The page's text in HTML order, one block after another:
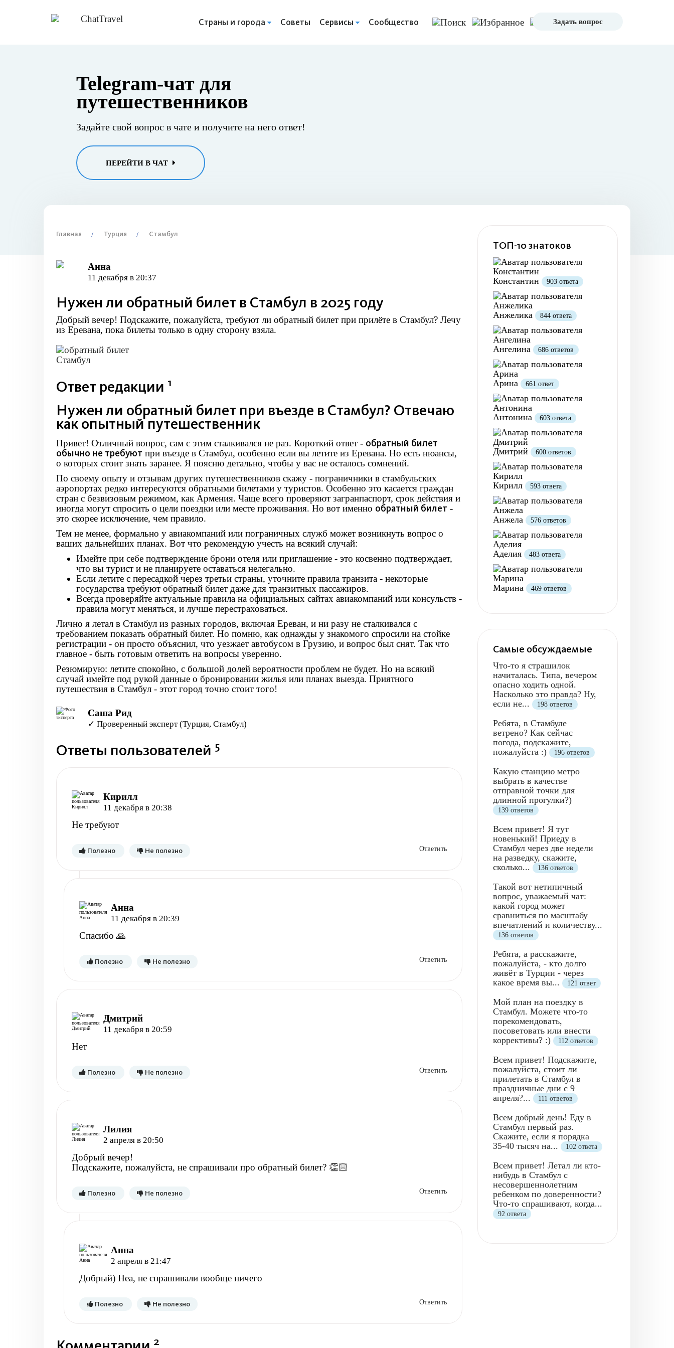
Страны и города Советы Сервисы Сообщество Задать вопрос
Telegram-чат для
путешественников
Задайте свой вопрос в чате и получите на него ответ!
ПЕРЕЙТИ В ЧАТ
Главная Турция Стамбул
Анна
11 декабря в 20:37
Нужен ли обратный билет в Стамбул в 2025 году
Добрый вечер! Подскажите, пожалуйста, требуют ли обратный билет при прилёте в Стамбул? Лечу
из Еревана, пока билеты только в одну сторону взяла.
Ответ редакции 1
Нужен ли обратный билет при въезде в Стамбул? Отвечаю
как опытный путешественник
Привет! Отличный вопрос, сам с этим сталкивался не раз. Короткий ответ - обратный билет
обычно не требуют при въезде в Стамбул, особенно если вы летите из Еревана. Но есть нюансы,
о которых стоит знать заранее. Я поясню детально, чтобы у вас не осталось сомнений.
По своему опыту и отзывам других путешественников скажу - пограничники в стамбульских
аэропортах редко интересуются обратными билетами у туристов. Особенно это касается граждан
стран с безвизовым режимом, как Армения. Чаще всего проверяют загранпаспорт, срок действия и
иногда могут спросить о цели поездки или месте проживания. Но вот именно обратный билет -
это скорее исключение, чем правило.
Тем не менее, формально у авиакомпаний или пограничных служб может возникнуть вопрос о
ваших дальнейших планах. Вот что рекомендую учесть на всякий случай:
Имейте при себе подтверждение брони отеля или приглашение - это косвенно подтверждает,
что вы турист и не планируете оставаться нелегально.
Если летите с пересадкой через третьи страны, уточните правила транзита - некоторые
государства требуют обратный билет даже для транзитных пассажиров.
Всегда проверяйте актуальные правила на официальных сайтах авиакомпаний или консульств -
правила могут меняться, и лучше перестраховаться.
Лично я летал в Стамбул из разных городов, включая Ереван, и ни разу не сталкивался с
требованием показать обратный билет. Но помню, как однажды у знакомого спросили на стойке
регистрации - он просто объяснил, что уезжает автобусом в Грузию, и вопрос был снят. Так что
главное - быть готовым ответить на вопросы уверенно.
Резюмирую: летите спокойно, с большой долей вероятности проблем не будет. Но на всякий
случай имейте под рукой данные о бронировании жилья или планах выезда. Приятного
путешествия в Стамбул - этот город точно стоит того!
Саша Рид
✓ Проверенный эксперт (Турция, Стамбул)
Ответы пользователей 5
Кирилл
11 декабря в 20:38
Не требуют
Полезно Не полезно Ответить
Анна
11 декабря в 20:39
Спасибо 🙏
Полезно Не полезно Ответить
Дмитрий
11 декабря в 20:59
Нет
Полезно Не полезно Ответить
Лилия
2 апреля в 20:50
Добрый вечер!
Подскажите, пожалуйста, не спрашивали про обратный билет? 👏🏻
Полезно Не полезно Ответить
Анна
2 апреля в 21:47
Добрый) Неа, не спрашивали вообще ничего
Полезно Не полезно Ответить
2
ТОП-10 знатоков
Константин 903 ответа
Анжелика 844 ответа
Ангелина 686 ответов
Арина 661 ответ
Антонина 603 ответа
Дмитрий 600 ответов
Кирилл 593 ответа
Анжела 576 ответов
Аделия 483 ответа
Марина 469 ответов
Самые обсуждаемые
Что-то я страшилок
начиталась. Типа, вечером
опасно ходить одной.
Насколько это правда? Ну,
если не...
198 ответов
Ребята, в Стамбуле
ветрено? Как сейчас
погода, подскажите,
пожалуйста :)
196 ответов
Какую станцию метро
выбрать в качестве
отправной точки для
длинной прогулки?)
139 ответов
Всем привет! Я тут
новенький! Приеду в
Стамбул через две недели
на разведку, скажите,
сколько...
136 ответов
Такой вот нетипичный
вопрос, уважаемый чат:
какой город может
сравниться по масштабу
впечатлений и количеству...
136 ответов
Ребята, а расскажите,
пожалуйста, - кто долго
живёт в Турции - через
какое время вы...
121 ответ
Мой план на поездку в
Стамбул. Можете что-то
порекомендовать,
посоветовать или внести
коррективы? :)
112 ответов
Всем привет! Подскажите,
пожалуйста, стоит ли
прилетать в Стамбул в
праздничные дни с 9
апреля?...
111 ответов
Всем добрый день! Еду в
Стамбул первый раз.
Скажите, если я порядка
35-40 тысяч на...
102 ответа
Всем привет! Летал ли кто-
нибудь в Стамбул с
несовершеннолетним
ребенком по доверенности?
Что-то спрашивают, когда...
92 ответа